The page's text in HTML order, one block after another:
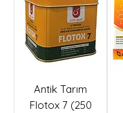
Antik Tarım
Flotox 7 (250